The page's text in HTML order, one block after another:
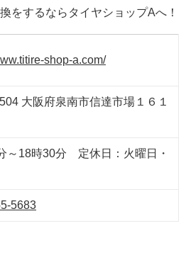
をするならタイヤショップAへ！
shop-a.com/
大阪府泉南市信達市場１６１
～18時30分 定休日：火曜日・
5683